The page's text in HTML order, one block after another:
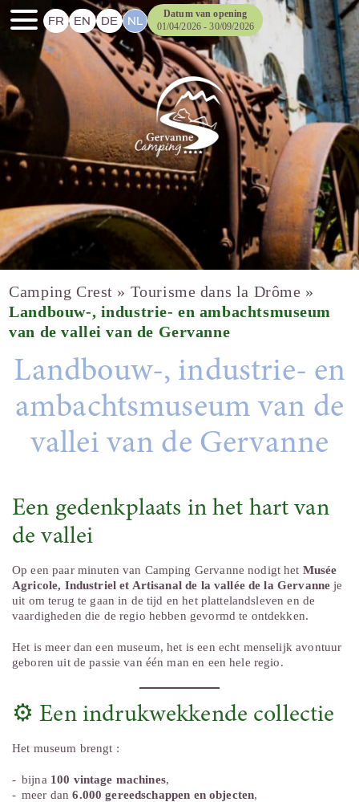
FR EN DE NL
Datum van opening
01/04/2026 - 30/09/2026
Camping Crest » Tourisme dans la Drôme »
Landbouw-, industrie- en ambachtsmuseum
van de vallei van de Gervanne
Landbouw-, industrie- en
ambachtsmuseum van de
vallei van de Gervanne
Een gedenkplaats in het hart van
de vallei
Op een paar minuten van Camping Gervanne nodigt het Musée
Agricole, Industriel et Artisanal de la vallée de la Gervanne je
uit om terug te gaan in de tijd en het plattelandsleven en de
vaardigheden die de regio hebben gevormd te ontdekken.
Het is meer dan een museum, het is een echt menselijk avontuur
geboren uit de passie van één man en een hele regio.
⚙️ Een indrukwekkende collectie
Het museum brengt :
bijna 100 vintage machines,
meer dan6.000 gereedschappen en objecten,